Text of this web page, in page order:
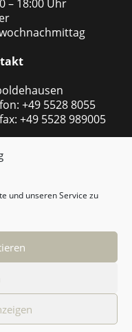
und unseren Service zu
– 18:00 Uhr
+49 5528 8055
+49 5528 989005
+49 5527 999
+49 5527 999 2540